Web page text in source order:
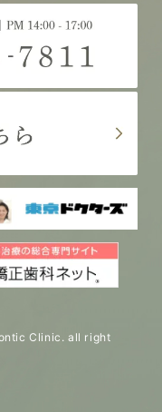
Clinic. all right